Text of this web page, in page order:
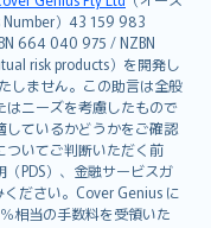
Number）43 159 983
664 040 975 / NZBN
risk products）を開発し
しません。この助言は全般
はニーズを考慮したもので
しているかどうかをご確認
ついてご判断いただく前
PDS）、金融サービスガ
ださい。Cover Genius に
相当の手数料を受領いた